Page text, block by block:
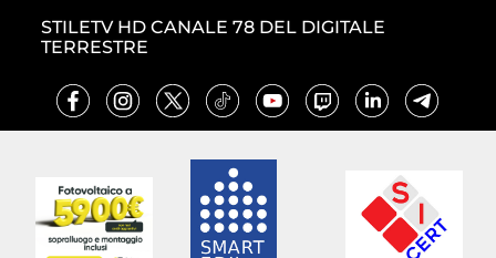
STILETV HD CANALE 78 DEL DIGITALE
TERRESTRE